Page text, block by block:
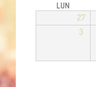
LUN
27
3